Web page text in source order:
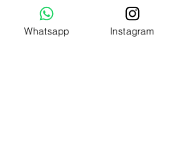
está hecha con
combinando lujo
Whatsapp Instagram